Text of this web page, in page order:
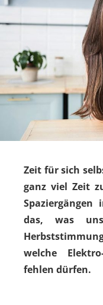
Zeit für sich
ganz viel Zeit
das, was
welche
fehlen dürfen.